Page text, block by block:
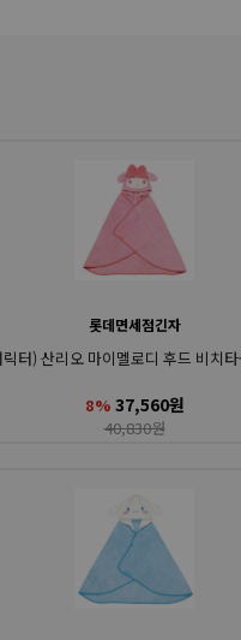
롯데면세점긴자
릭터) 산리오 마이멜로디 후드 비치
8% 37,560원
40,830원